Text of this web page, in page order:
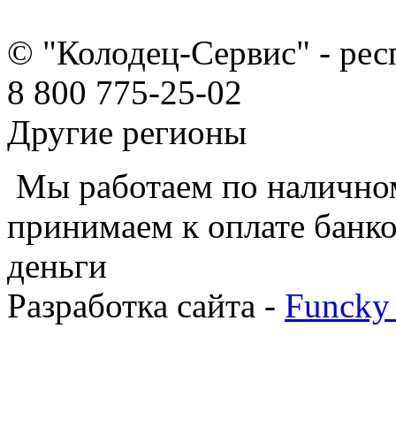
© "Колодец-Сервис" -
8 800 775-25-02
Другие регионы
Мы работаем по
принимаем к оплате
деньги
Разработка сайта -